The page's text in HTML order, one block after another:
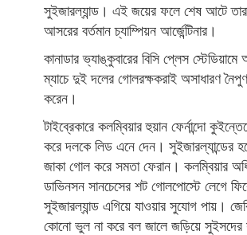
সুইজারল্যান্ড। এই জয়ের ফলে শেষ আটে
আসরের বর্তমান চ্যাম্পিয়ন আর্জেন্টিনার।
কানাডার ভ্যাঙ্কুবারের বিসি প্লেস
ম্যাচে দুই দলের গোলরক্ষকরাই অসাধারণ
করেন।
টাইব্রেকারে কলম্বিয়ার হুয়ান ফের্নান্দো
করে দলকে লিড এনে দেন। সুইজারল্যান্ডের
জাকা গোল করে সমতা ফেরান। কলম্বিয়ার
ডাভিনসন সানচেসের শট গোলপোস্টে লেগে
সুইজারল্যান্ড এগিয়ে যাওয়ার সুযোগ পায়।
কোনো ভুল না করে বল জালে জড়িয়ে সুইসদের